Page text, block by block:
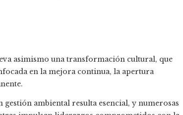
asimismo una transformación cultural, que
en la mejora continua, la apertura
ambiental resulta esencial, y numerosas